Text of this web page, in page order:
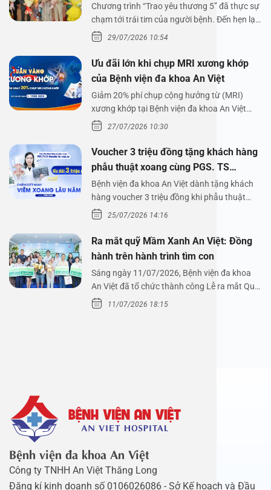
Chương trình “Trao yêu thương 5” đã thực sự
chạm tới trái tim của người bệnh. Đến hẹn lại
lên,…29/07/2026 10:54
Ưu đãi lớn khi chụp MRI xương khớp
của Bệnh viện đa khoa An Việt
Giảm 20% phí chụp cộng hưởng từ (MRI)
xương khớp tại Bệnh viện đa khoa An Việt
Bệnh viện đa…
27/07/2026 10:30
Voucher 3 triệu đồng tặng khách hàng
phẫu thuật xoang cùng PGS. TS
Nguyễn Thị Hoài An
Bệnh viện đa khoa An Việt dành tặng khách
hàng voucher 3 triệu đồng khi phẫu thuật
xoang cùng PGS.…
25/07/2026 14:16
Ra mắt quỹ Mầm Xanh An Việt: Đồng
hành trên hành trình tìm con
Sáng ngày 11/07/2026, Bệnh viện đa khoa
An Việt đã tổ chức thành công Lễ ra mắt Quỹ
Mầm Xanh…
11/07/2026 18:15
Bệnh viện đa khoa An Việt
Công ty TNHH An Việt Thăng Long
Đăng kí kinh doanh số 0106026086 - Sở Kế hoạch và Đầu